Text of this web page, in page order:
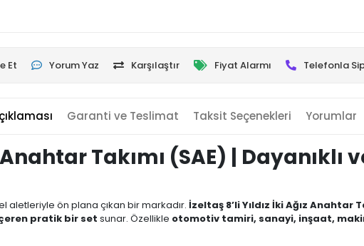
Et Yorum Yaz Karşılaştır Fiyat Alarmı Telefonla
Garanti ve Teslimat Taksit Seçenekleri Yorumlar
Takımı (SAE) | Dayanıklı
aletleriyle ön plana çıkan bir markadır. İzeltaş 8’li Yıldız İki Ağız Anahtar
pratik bir set sunar. Özellikle otomotiv tamiri, sanayi, inşaat,